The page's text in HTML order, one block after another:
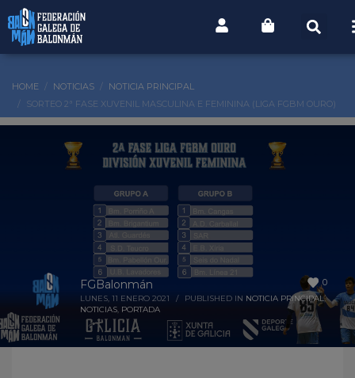
HOME NOTICIAS
NOTICIA PRINCIPAL
SORTEO 2ª FASE XUVENIL MASCULINA E FEMININA (LIGA FGBM OURO)
0
FGBalonmán
LUNES, 11 ENERO 2021 / PUBLISHED IN NOTICIA PRINCIPAL,
NOTICIAS, PORTADA